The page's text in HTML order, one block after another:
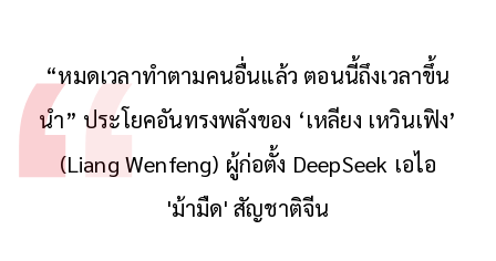
“หมดเวลาทำตามคนอื่นแล้ว ตอนนี้ถึงเวลาขึ้น
นำ” ประโยคอันทรงพลังของ ‘เหลียง เหวินเฟิง’
(Liang Wenfeng) ผู้ก่อตั้ง DeepSeek เอไอ
'ม้ามืด' สัญชาติจีน